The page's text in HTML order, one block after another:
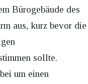
Bürogebäude des
aus, kurz bevor die
sollte.
um einen